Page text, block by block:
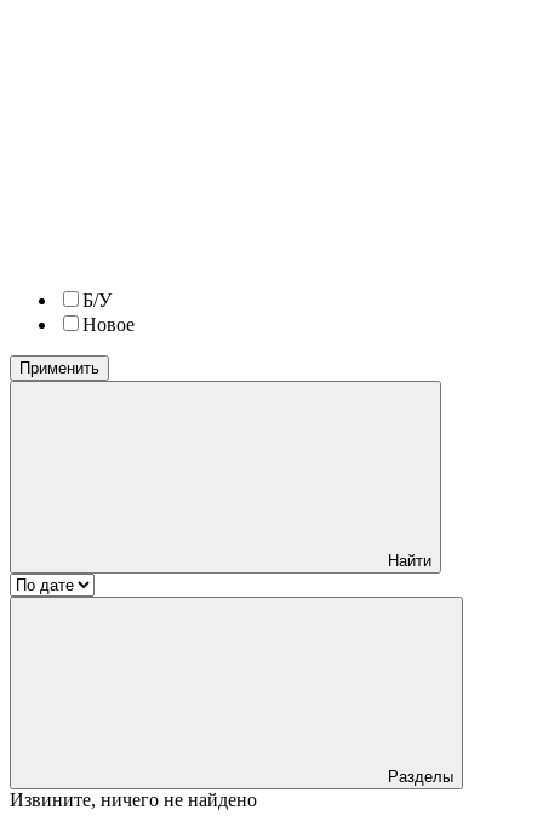
Б/У
Новое
Применить
Найти
Разделы
Извините, ничего не найдено